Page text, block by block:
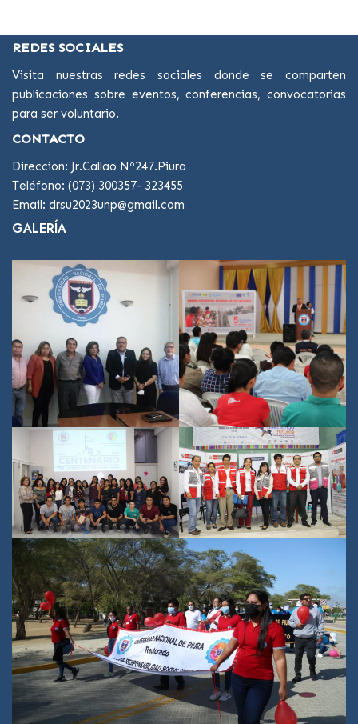
REDES SOCIALES
Visita nuestras redes sociales donde se comparten
publicaciones sobre eventos, conferencias, convocatorias
para ser voluntario.
CONTACTO
Direccion: Jr.Callao Nº247.Piura
Teléfono: (073) 300357- 323455
Email: drsu2023unp@gmail.com
GALERÍA